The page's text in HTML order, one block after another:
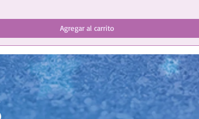
Agregar al carrito